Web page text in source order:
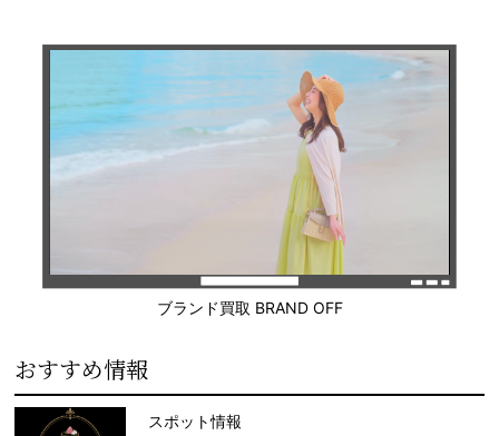
ブランド買取 BRAND OFF
おすすめ情報
スポット情報